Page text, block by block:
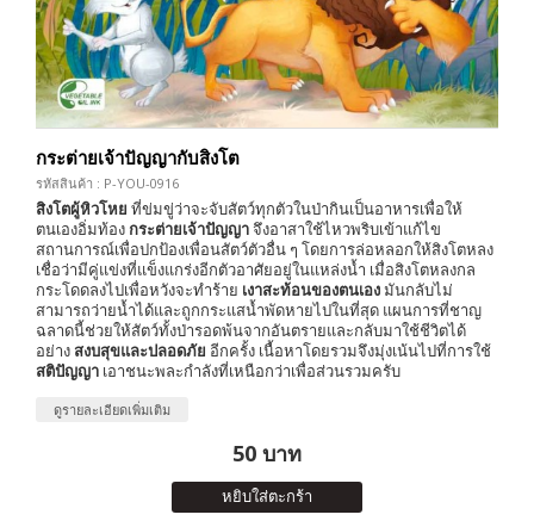
กระต่ายเจ้าปัญญากับสิงโต
รหัสสินค้า : P-YOU-0916
สิงโตผู้หิวโหย ที่ข่มขู่ว่าจะจับสัตว์ทุกตัวในป่ากินเป็นอาหารเพื่อให้
ตนเองอิ่มท้องกระต่ายเจ้าปัญญาจึงอาสาใช้ไหวพริบเข้าแก้ไข
สถานการณ์เพื่อปกป้องเพื่อนสัตว์ตัวอื่น ๆ โดยการล่อหลอกให้สิงโตหลง
เชื่อว่ามีคู่แข่งที่แข็งแกร่งอีกตัวอาศัยอยู่ในแหล่งน้ำ เมื่อสิงโตหลงกล
กระโดดลงไปเพื่อหวังจะทำร้าย เงาสะท้อนของตนเองมันกลับไม่
สามารถว่ายน้ำได้และถูกกระแสน้ำพัดหายไปในที่สุด แผนการที่ชาญ
ฉลาดนี้ช่วยให้สัตว์ทั้งป่ารอดพ้นจากอันตรายและกลับมาใช้ชีวิตได้
อย่างสงบสุขและปลอดภัย อีกครั้ง เนื้อหาโดยรวมจึงมุ่งเน้นไปที่การใช้
สติปัญญา เอาชนะพละกำลังที่เหนือกว่าเพื่อส่วนรวมครับ
ดูรายละเอียดเพิ่มเติม
50 บาท
หยิบใส่ตะกร้า